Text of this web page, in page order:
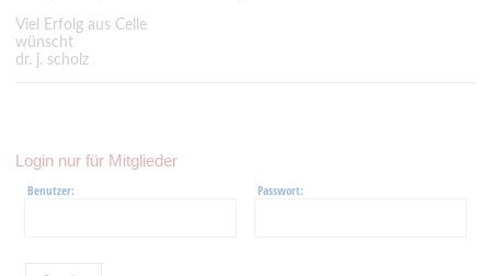
Viel Erfolg aus Celle
wünscht
dr. j. scholz
Login nur für Mitglieder
Benutzer: Passwort: